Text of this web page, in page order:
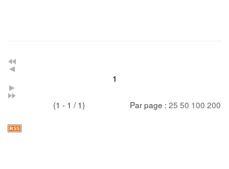
1
(1 - 1 / 1) Par page : 25 50 100 200